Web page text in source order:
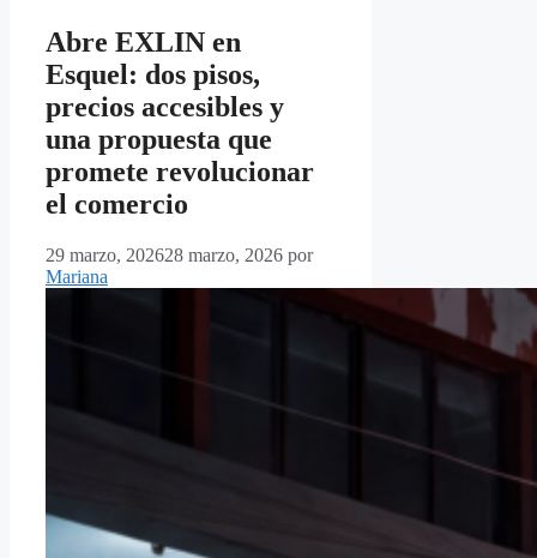
Abre EXLIN en
Esquel: dos pisos,
precios accesibles y
una propuesta que
promete revolucionar
el comercio
29 marzo, 202628 marzo, 2026 por
Mariana